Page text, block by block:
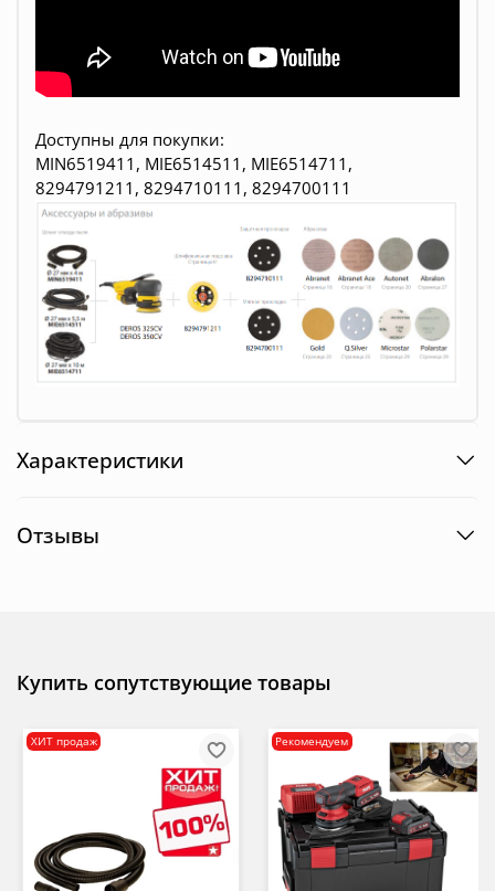
Доступны для покупки:
MIN6519411, MIE6514511, MIE6514711,
8294791211, 8294710111, 8294700111
Характеристики
Отзывы
Купить сопутствующие товары
ХИТ продаж Рекомендуем